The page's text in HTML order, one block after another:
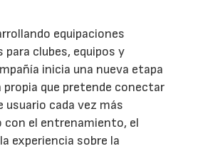
equipaciones
para clubes, equipos y
inicia una nueva etapa
propia que pretende conectar
usuario cada vez más
con el entrenamiento, el
experiencia sobre la